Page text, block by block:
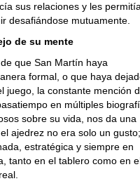
sus relaciones y les
desafiándose mutuamente.
de su mente
que San Martín haya
formal, o que haya
juego, la constante mención
en múltiples
sobre su vida, nos da una
ajedrez no era solo un
estratégica y siempre en
tanto en el tablero como en